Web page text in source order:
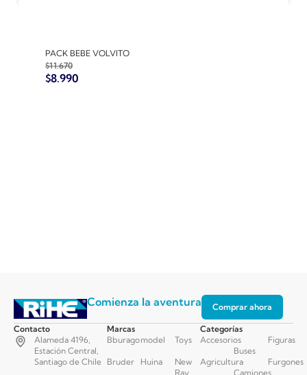
PACK BEBE VOLVITO
$11.670
$8.990
Comienza la aventura Comprar ahora
Contacto
Alameda 4196,
Estación Central,
Santiago de Chile
Marcas
Bburago
Bruder
model
Huina
Toys
New
Ray
Categorías
Accesorios
Agricultura
Buses
Camiones
Figuras
Furgones